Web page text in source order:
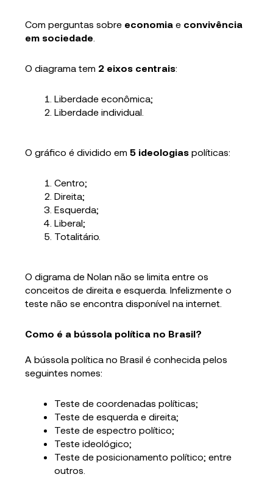
Com perguntas sobre economia e convivência
em sociedade
O diagrama tem 2 eixos centrais:
Liberdade econômica;
Liberdade individual.
O gráfico é dividido em5 ideologias políticas:
Centro;
Direita;
Esquerda;
Liberal;
Totalitário.
O digrama de Nolan não se limita entre os
conceitos de direita e esquerda. Infelizmente o
teste não se encontra disponível na internet.
Como é a bússola política no Brasil?
A bússola política no Brasil é conhecida pelos
seguintes nomes:
Teste de coordenadas políticas;
Teste de esquerda e direita;
Teste de espectro político;
Teste ideológico;
Teste de posicionamento político; entre
outros.